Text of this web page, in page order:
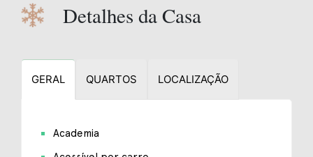
Detalhes da Casa
GERAL QUARTOS LOCALIZAÇÃO
Academia